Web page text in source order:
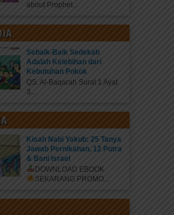
about Prophet...
Sebaik-Baik Sedekah
Adalah Kelebihan dari
Kebutuhan Pokok
QS. Al-Baqarah Surat 1 Ayat
3...
Kisah Nabi Yakub: 25 Tanya
Jawab Pernikahan, 12 Putra
& Bani Israel
DOWNLOAD EBOOK
SEKARANG PROMO...